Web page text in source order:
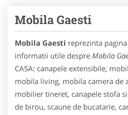
Mobila Gaesti
Mobila Gaesti reprezinta
informatii utile despre Mobila
CASA: canapele extensibile,
mobila living, mobila camera de
mobilier tineret, canapele stofa
de birou, scaune de bucatarie,